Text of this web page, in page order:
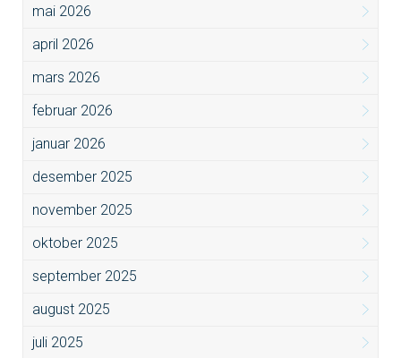
mai 2026
april 2026
mars 2026
februar 2026
januar 2026
desember 2025
november 2025
oktober 2025
september 2025
august 2025
juli 2025